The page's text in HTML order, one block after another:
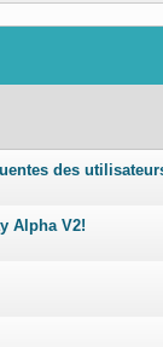
des
0 Votes - 0
Alpha V2!0 Votes - 0